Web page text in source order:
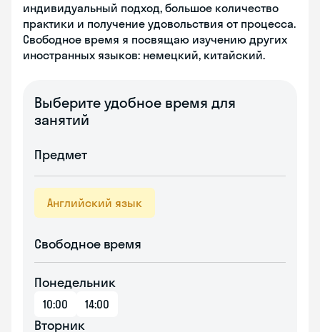
индивидуальный подход, большое количество
практики и получение удовольствия от процесса.
Свободное время я посвящаю изучению других
иностранных языков: немецкий, китайский.
Выберите удобное время для
занятий
Предмет
Английский язык
Свободное время
Понедельник
10:00 14:00
Вторник